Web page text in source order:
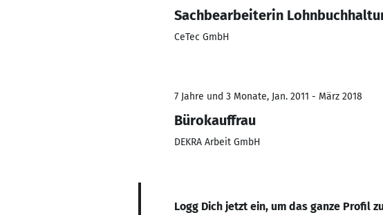
Sachbearbeiterin
CeTec GmbH
7 Jahre und 3 Monate, Jan. 2011 - März 2018
Bürokauffrau
DEKRA Arbeit GmbH
Logg Dich jetzt ein, um das ganze Profil